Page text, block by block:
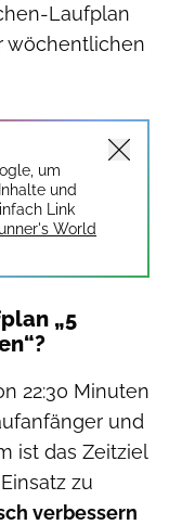
Laufplan
wöchentlichen
um
und
Link
World
„5
22:30 Minuten
und
ist das Zeitziel
zu
verbessern